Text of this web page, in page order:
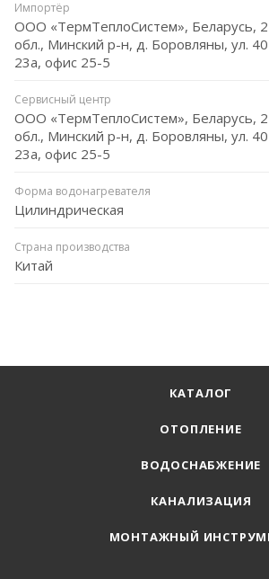
Импортёр
ООО «ТермТеплоСистем», Беларусь,
обл., Минский р-н, д. Боровляны, ул.
23а, офис 25-5
Сервисный центр
ООО «ТермТеплоСистем», Беларусь,
обл., Минский р-н, д. Боровляны, ул.
23а, офис 25-5
Форма водонагревателя
Цилиндрическая
Страна производства
Китай
КАТАЛОГ
ОТОПЛЕНИЕ
ВОДОСНАБЖЕНИЕ
КАНАЛИЗАЦИЯ
МОНТАЖНЫЙ